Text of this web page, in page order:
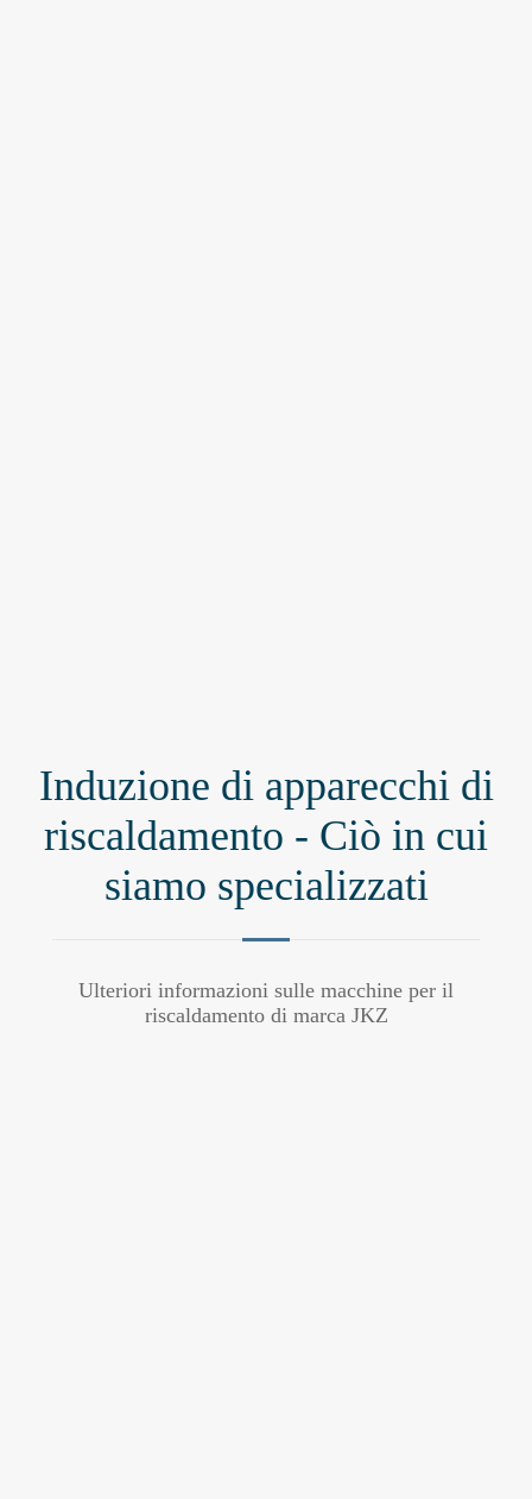
Induzione di apparecchi di
riscaldamento - Ciò in cui
siamo specializzati
Ulteriori informazioni sulle macchine per il
riscaldamento di marca JKZ